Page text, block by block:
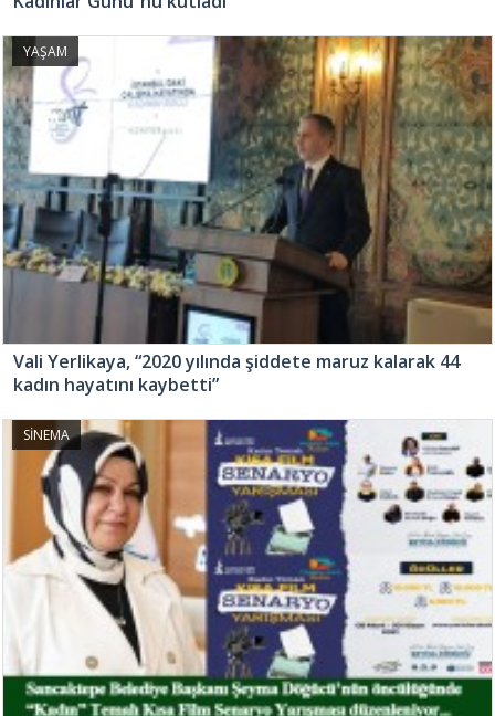
YAŞAM
Vali Yerlikaya, “2020 yılında şiddete maruz kalarak 44
kadın hayatını kaybetti”
SİNEMA